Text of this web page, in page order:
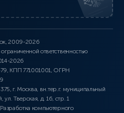
2009-2026
ответственностью
2026
КПП 771001001, ОГРН
г. Москва, вн.тер.г. муниципальный
ул. Тверская, д. 16, стр. 1
компьютерного